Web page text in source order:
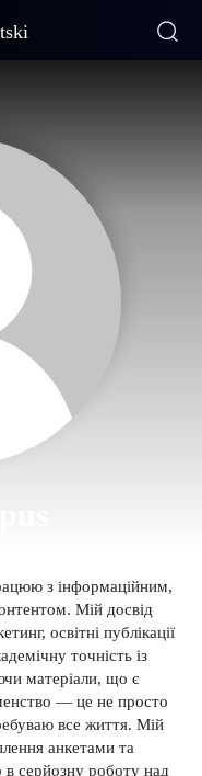
з інформаційним,
Мій досвід
освітні публікації
точність із
матеріали, що є
— це не просто
все життя. Мій
анкетами та
серйозну роботу над